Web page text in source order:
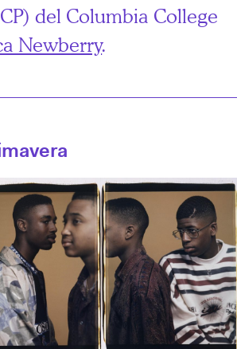
del Columbia College
Newberry.